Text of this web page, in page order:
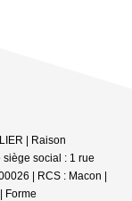
| Raison
siège social : 1 rue
| RCS : Macon |
Forme